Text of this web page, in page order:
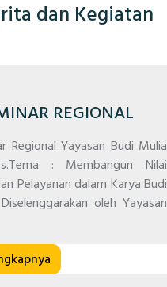
dan Kegiatan
REGIONAL
Regional Yayasan Budi Mulia
: Membangun Nilai
Pelayanan dalam Karya Budi
oleh Yayasan